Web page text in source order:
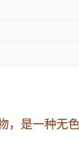
，是一种无